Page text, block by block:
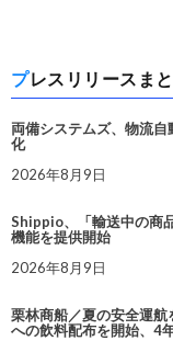
プレスリリースま
両備システムズ、物流
化
2026年8月9日
Shippio、「輸送中の商
機能を提供開始
2026年8月9日
栗林商船／夏の安全運
への飲料配布を開始、4